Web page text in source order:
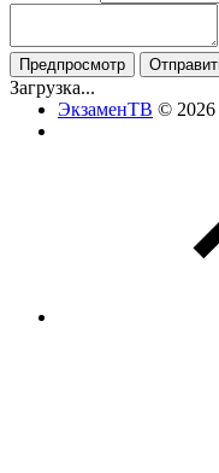
Загрузка...
ЭкзаменТВ © 2026